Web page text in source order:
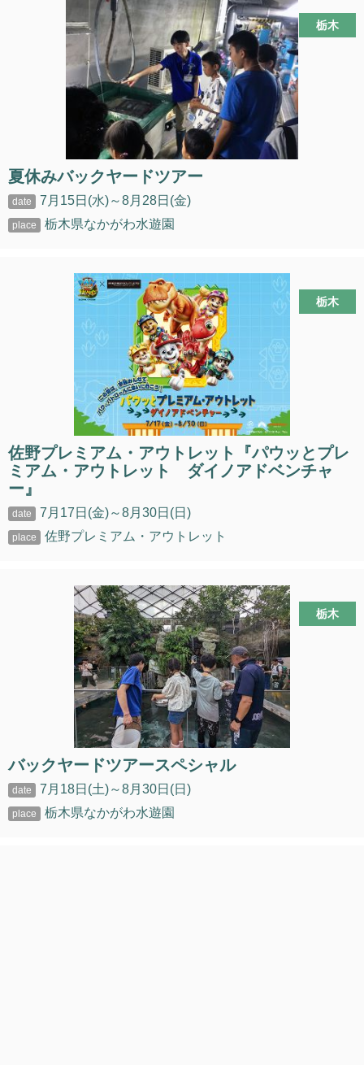
栃木
夏休みバックヤードツアー
7月15日(水)～8月28日(金)
栃木県なかがわ水遊園
栃木
佐野プレミアム・アウトレット『パウッとプレ
ミアム・アウトレット ダイノアドベンチャ
ー』
7月17日(金)～8月30日(日)
佐野プレミアム・アウトレット
栃木
バックヤードツアースペシャル
7月18日(土)～8月30日(日)
栃木県なかがわ水遊園